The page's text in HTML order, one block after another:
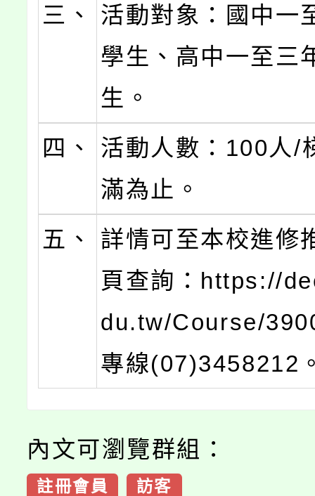
三、
活動對象：國中一
學生、高中一至三
生。
四、
活動人數：100人/
滿為止。
五、
詳情可至本校進修
頁查詢：https://
du.tw/Course/
專線(07)3458212
內文可瀏覽群組：
註冊會員 訪客